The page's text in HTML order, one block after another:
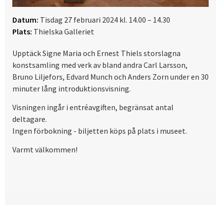
Datum: Tisdag 27 februari 2024 kl. 14.00 – 14.30
Plats: Thielska Galleriet
Upptäck Signe Maria och Ernest Thiels storslagna
konstsamling med verk av bland andra Carl Larsson,
Bruno Liljefors, Edvard Munch och Anders Zorn under en 30
minuter lång introduktionsvisning.
Visningen ingår i entréavgiften, begränsat antal
deltagare.
Ingen förbokning - biljetten köps på plats i museet.
Varmt välkommen!